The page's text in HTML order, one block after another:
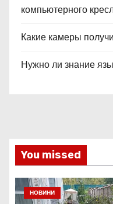
компьютерного
Какие камеры
Нужно ли знание
You missed
НОВИНИ